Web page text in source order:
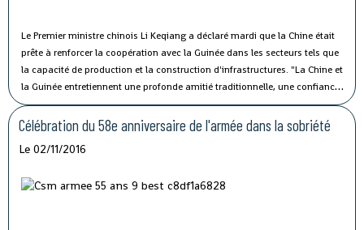
Le Premier ministre chinois Li Keqiang a déclaré mardi que la Chine était
prête à renforcer la coopération avec la Guinée dans les secteurs tels que
la capacité de production et la construction d'infrastructures. "La Chine et
la Guinée entretiennent une profonde amitié traditionnelle, une confiance
politique solide et une coopération fructueuse", a affirmé M. Li lors de sa
rencontre avec le président guinéen Alpha Condé à Beijing.
Célébration du 58e anniversaire de l'armée dans la sobriété
Le 02/11/2016